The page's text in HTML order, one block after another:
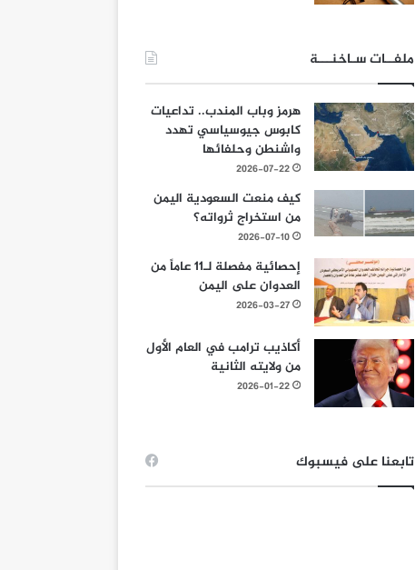
ملفــات سـاخنـــة
هرمز وباب المندب.. تداعيات
كابوس جيوسياسي تهدد
واشنطن وحلفائها
2026-07-22
كيف منعت السعودية اليمن
من استخراج ثرواته؟
2026-07-10
إحصائية مفصلة لـ11 عاماً من
العدوان على اليمن
2026-03-27
أكاذيب ترامب في العام الأول
من ولايته الثانية
2026-01-22
تابعنا على فيسبوك